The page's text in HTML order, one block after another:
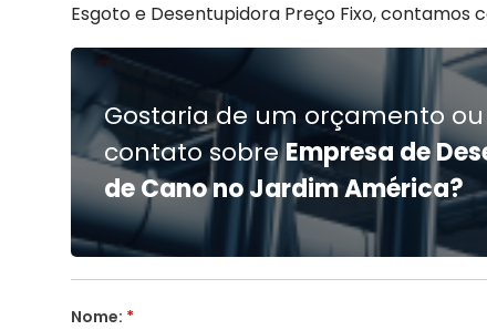
Esgoto e Desentupidora Preço Fixo,
Gostaria de um orçamento
contato sobreEmpresa de
de Cano no Jardim América?
Nome: *